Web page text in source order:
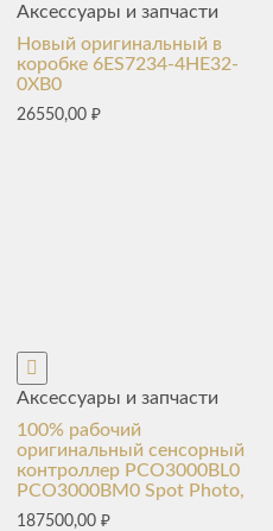
Аксессуары и запчасти
Новый оригинальный в
коробке 6ES7234-4HE32-
0XB0
26550,00₽
Аксессуары и запчасти
100% рабочий
оригинальный сенсорный
контроллер PCO3000BL0
PCO3000BM0 Spot Photo,
187500,00₽